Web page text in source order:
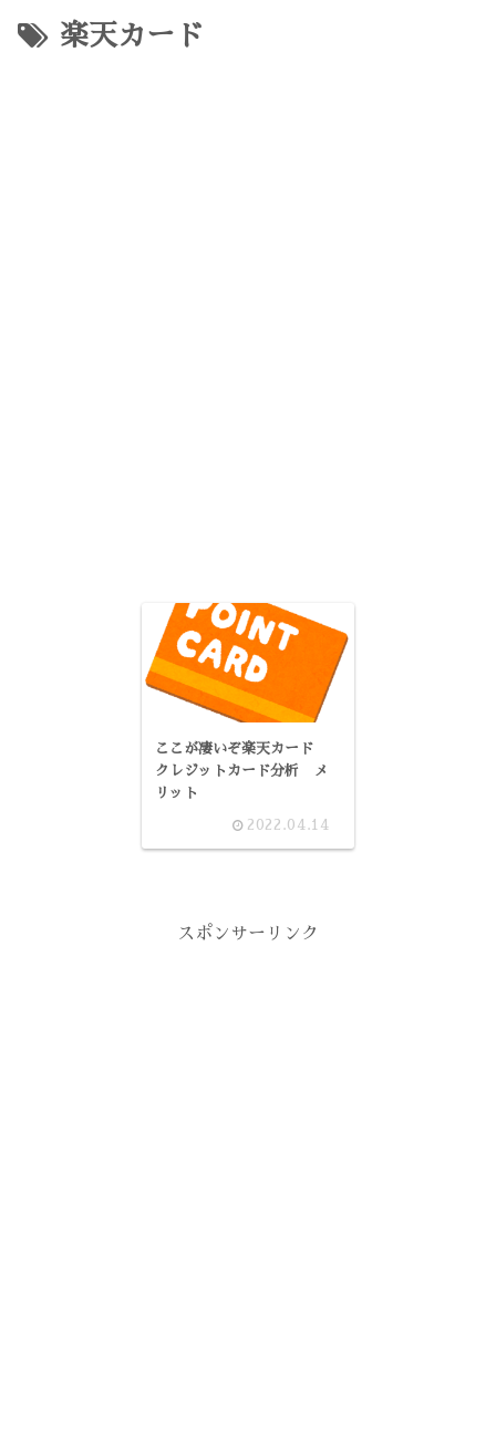
楽天カード
ここが凄いぞ楽天カード
クレジットカード分析 メ
リット
2022.04.14
スポンサーリンク